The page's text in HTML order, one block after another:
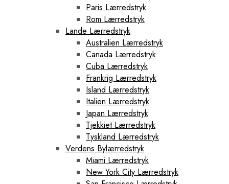
Paris Lærredstryk
Rom Lærredstryk
Lande Lærredstryk
Australien Lærredstryk
Canada Lærredstryk
Cuba Lærredstryk
Frankrig Lærredstryk
Island Lærredstryk
Italien Lærredstryk
Japan Lærredstryk
Tjekkiet Lærredstryk
Tyskland Lærredstryk
Verdens Bylærredstryk
Miami Lærredstryk
New York City Lærredstryk